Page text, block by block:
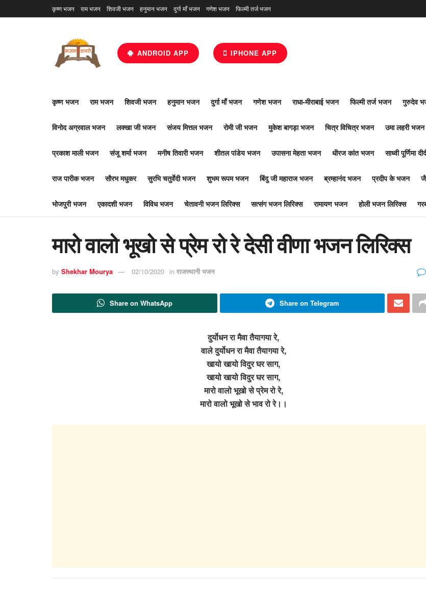
कृष्ण भजन राम भजन शिवजी भजन हनुमान भजन दुर्गा माँ भजन गणेश भजन फिल्मी तर्ज भजन
ANDROID APP IPHONE APP
कृष्ण भजन राम भजन शिवजी भजन हनुमान भजन दुर्गा माँ भजन गणेश भजन राधा-मीराबाई भजन फिल्मी तर्ज भजन गुरुदेव
विनोद अग्रवाल भजन लक्खा जी भजन संजय मित्तल भजन रोमी जी भजन मुकेश बागड़ा भजन चित्र विचित्र भजन उमा लहरी भजन
प्रकाश माली भजन संजू शर्मा भजन मनीष तिवारी भजन शीतल पांडेय भजन उपासना मेहता भजन धीरज कांत भजन साध्वी पूर्णिमा
राज पारीक भजन सौरभ मधुकर सुरभि चतुर्वेदी भजन शुभम रूपम भजन बिंदु जी महाराज भजन ब्रम्हानंद भजन प्रदीप के भजन
भोजपुरी भजन एकादशी भजन विविध भजन चेतावनी भजन लिरिक्स सत्संग भजन लिरिक्स रामायण भजन होली भजन लिरिक्स
मारो वालो भूखो से प्रेम रो रे देसी वीणा भजन लिरिक्स
by Shekhar Mourya 02/10/2020 in राजस्थानी भजन
Share on WhatsApp Share on Telegram
दुर्योधन रा मैवा तैयागया रे,
वाले दुर्योधन रा मैवा तैयागया रे,
खायो खायो विदुर घर साग,
खायो खायो विदुर घर साग,
मारो वालो भूखो से प्रेम रो रे,
मारो वालो भूखो से भाव रो रे।।